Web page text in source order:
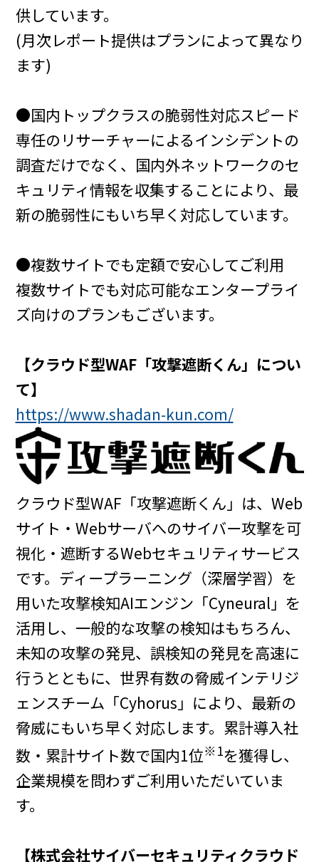
供しています。
(月次レポート提供はプランによって異なり
ます)
●国内トップクラスの脆弱性対応スピード
専任のリサーチャーによるインシデントの
調査だけでなく、国内外ネットワークのセ
キュリティ情報を収集することにより、最
新の脆弱性にもいち早く対応しています。
●複数サイトでも定額で安心してご利用
複数サイトでも対応可能なエンタープライ
ズ向けのプランもございます。
【クラウド型WAF「攻撃遮断くん」につい
て】
https://www.shadan-kun.com/
クラウド型WAF「攻撃遮断くん」は、Web
サイト・Webサーバへのサイバー攻撃を可
視化・遮断するWebセキュリティサービス
です。ディープラーニング（深層学習）を
用いた攻撃検知AIエンジン「Cyneural」を
活用し、一般的な攻撃の検知はもちろん、
未知の攻撃の発見、誤検知の発見を高速に
行うとともに、世界有数の脅威インテリジ
ェンスチーム「Cyhorus」により、最新の
脅威にもいち早く対応します。累計導入社
数・累計サイト数で国内1位※1を獲得し、
企業規模を問わずご利用いただいていま
す。
【株式会社サイバーセキュリティクラウド